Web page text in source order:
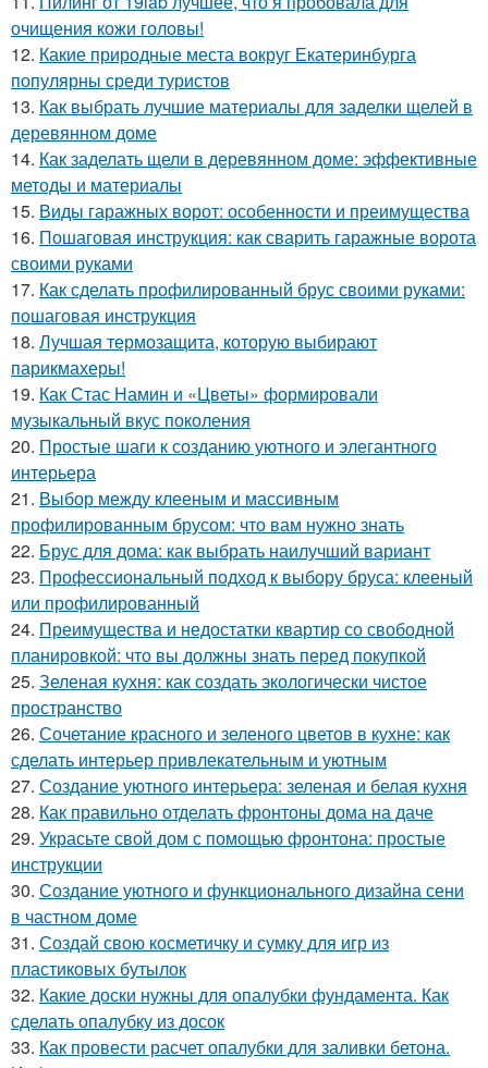
очищения кожи головы!
12. Какие природные места вокруг Екатеринбурга
популярны среди туристов
13. Как выбрать лучшие материалы для заделки щелей в
деревянном доме
14. Как заделать щели в деревянном доме: эффективные
методы и материалы
15. Виды гаражных ворот: особенности и преимущества
16. Пошаговая инструкция: как сварить гаражные ворота
своими руками
17. Как сделать профилированный брус своими руками:
пошаговая инструкция
18. Лучшая термозащита, которую выбирают
парикмахеры!
19. Как Стас Намин и «Цветы» формировали
музыкальный вкус поколения
20. Простые шаги к созданию уютного и элегантного
интерьера
21. Выбор между клееным и массивным
профилированным брусом: что вам нужно знать
22. Брус для дома: как выбрать наилучший вариант
23. Профессиональный подход к выбору бруса: клееный
или профилированный
24. Преимущества и недостатки квартир со свободной
планировкой: что вы должны знать перед покупкой
25. Зеленая кухня: как создать экологически чистое
пространство
26. Сочетание красного и зеленого цветов в кухне: как
сделать интерьер привлекательным и уютным
27. Создание уютного интерьера: зеленая и белая кухня
28. Как правильно отделать фронтоны дома на даче
29. Украсьте свой дом с помощью фронтона: простые
инструкции
30. Создание уютного и функционального дизайна сени
в частном доме
31. Создай свою косметичку и сумку для игр из
пластиковых бутылок
32. Какие доски нужны для опалубки фундамента. Как
сделать опалубку из досок
33. Как провести расчет опалубки для заливки бетона.